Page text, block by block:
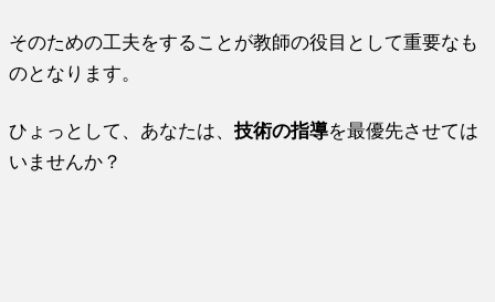
そのための工夫をすることが教師の役目として重要なも
のとなります。
ひょっとして、あなたは、技術の指導を最優先させては
いませんか？